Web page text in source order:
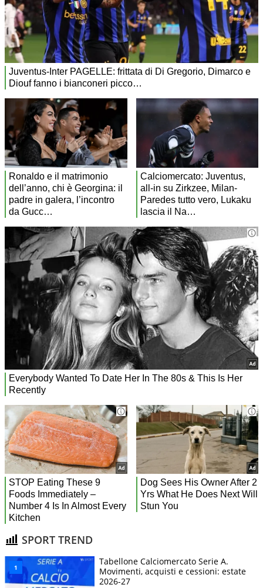
SPORT TREND
Tabellone Calciomercato Serie A.
Movimenti, acquisti e cessioni: estate
2026-27